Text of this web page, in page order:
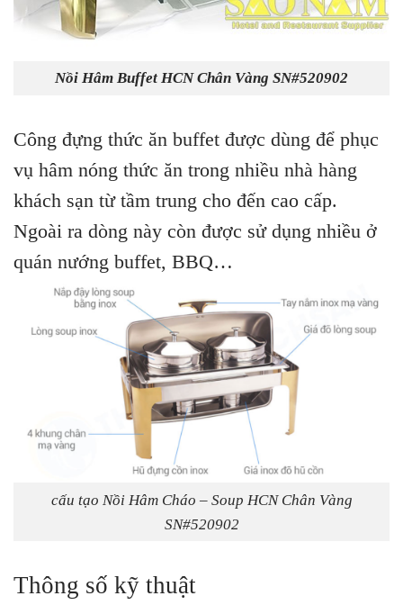
Nồi Hâm Buffet HCN Chân Vàng SN#520902
Công đựng thức ăn buffet được dùng để phục
vụ hâm nóng thức ăn trong nhiều nhà hàng
khách sạn từ tầm trung cho đến cao cấp.
Ngoài ra dòng này còn được sử dụng nhiều ở
quán nướng buffet, BBQ…
cấu tạo Nồi Hâm Cháo – Soup HCN Chân Vàng
SN#520902
Thông số kỹ thuật